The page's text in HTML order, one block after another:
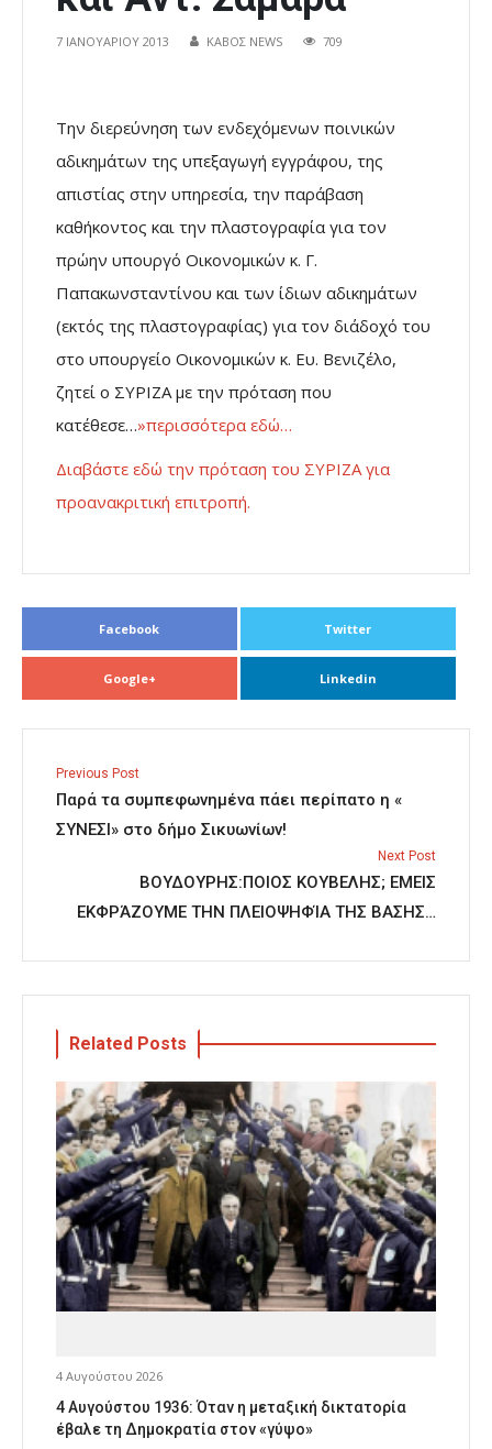
7 ΙΑΝΟΥΑΡΊΟΥ 2013 ΚΑΒΟΣ NEWS 709
Την διερεύνηση των ενδεχόμενων ποινικών
αδικημάτων της υπεξαγωγή εγγράφου, της
απιστίας στην υπηρεσία, την παράβαση
καθήκοντος και την πλαστογραφία για τον
πρώην υπουργό Οικονομικών κ. Γ.
Παπακωνσταντίνου και των ίδιων αδικημάτων
(εκτός της πλαστογραφίας) για τον διάδοχό του
στο υπουργείο Οικονομικών κ. Ευ. Βενιζέλο,
ζητεί ο ΣΥΡΙΖΑ με την πρόταση που
κατέθεσε…»περισσότερα εδώ…
Διαβάστε εδώ την πρόταση του ΣΥΡΙΖΑ για
προανακριτική επιτροπή.
Facebook Twitter
Google+ Linkedin
Previous Post
Παρά τα συμπεφωνημένα πάει περίπατο η «
ΣΥΝΕΣΙ» στο δήμο Σικυωνίων!
Next Post
ΒΟΥΔΟΥΡΗΣ:ΠΟΙΟΣ ΚΟΥΒΕΛΗΣ; ΕΜΕΙΣ
ΕΚΦΡΆΖΟΥΜΕ ΤΗΝ ΠΛΕΙΟΨΗΦΊΑ ΤΗΣ ΒΑΣΗΣ…
Related Posts
4 Αυγούστου 2026
4 Αυγούστου 1936: Όταν η μεταξική δικτατορία
έβαλε τη Δημοκρατία στον «γύψο»